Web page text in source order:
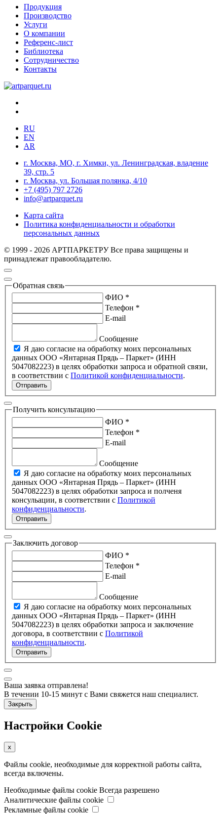
Продукция
Производство
Услуги
О компании
Референс-лист
Библиотека
Сотрудничество
Контакты
RU
EN
AR
г. Москва, МО, г. Химки, ул. Ленинградская, владение
39, стр. 5
г. Москва, ул. Большая полянка, 4/10
+7 (495) 797 2726
info@artparquet.ru
Карта сайта
Политика конфиденциальности и обработки
персональных данных
© 1999 - 2026 АРТПАРКЕТРУ Все права защищены и
принадлежат правообладателю.
Обратная связь
ФИО *
Телефон *
E-mail
Сообщение
Я даю согласие на обработку моих персональных
данных ООО «Янтарная Прядь – Паркет» (ИНН
5047082223) в целях обработки запроса и обратной связи,
в соответствии с Политикой конфиденциальности.
Отправить
Получить консультацию
ФИО *
Телефон *
E-mail
Сообщение
Я даю согласие на обработку моих персональных
данных ООО «Янтарная Прядь – Паркет» (ИНН
5047082223) в целях обработки запроса и полченя
консульации, в соответствии с Политикой
конфиденциальности.
Отправить
Заключить договор
ФИО *
Телефон *
E-mail
Сообщение
Я даю согласие на обработку моих персональных
данных ООО «Янтарная Прядь – Паркет» (ИНН
5047082223) в целях обработки запроса и заключение
договора, в соответствии с Политикой
конфиденциальности.
Отправить
Ваша заявка отправлена!
В течении 10-15 минут с Вами свяжется наш специалист.
Закрыть
Настройки Cookie
x
Файлы cookie, необходимые для корректной работы сайта,
всегда включены.
Необходимые файлы cookie Всегда разрешено
Аналитические файлы cookie
Рекламные файлы cookie